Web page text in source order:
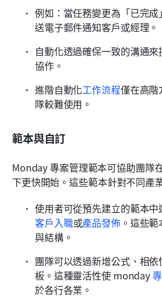
例如：當任務變更為「已完
送電子郵件通知客戶或經理。
自動化透過確保一致的溝通
協作。
進階自動化工作流程僅在高階
隊較難使用。
範本與自訂
Monday 專案管理範本可協助團隊
下更快開始。這些範本針對不同產
使用者可從預先建立的範本中
客戶入職或產品發佈。這些範
與結構。
團隊可以透過新增公式、相
板。這種靈活性使 monday
於各行各業。